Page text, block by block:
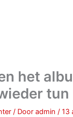
het
tun
/ Dooradmin/13